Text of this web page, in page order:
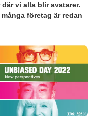
metaverse som kanal
rekryteringar
vi alla blir avatarer.
företag är redan